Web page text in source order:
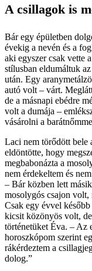
A csillagok is
Bár egy épületben
évekig a nevén és a
aki egyszer csak vette
stílusban eldumáltuk
után. Egy
autó volt – várt.
de a másnapi ebédre
volt a dumája –
vásárolni a
Laci nem törődött bele
eldöntötte, hogy
megbabonázta a
nem érdekeltem és
– Bár közben lett
mosolygós csajon volt,
Csak egy évvel
kicsit közönyös volt,
történetüket Éva. – Az
horoszkópom szerint
rákérdeztem a
dolog.”